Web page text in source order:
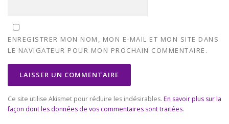
ENREGISTRER MON NOM, MON E-MAIL ET MON SITE DANS
LE NAVIGATEUR POUR MON PROCHAIN COMMENTAIRE.
Ce site utilise Akismet pour réduire les indésirables. En savoir plus sur la
façon dont les données de vos commentaires sont traitées.